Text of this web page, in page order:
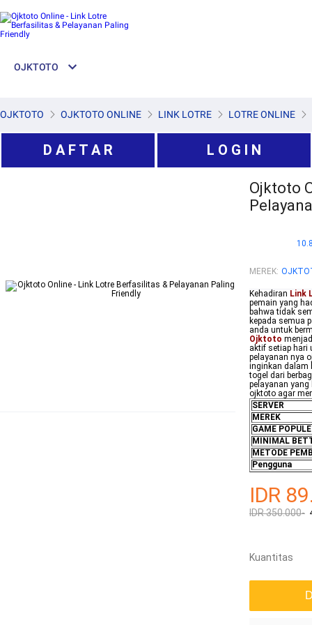
OJKTOTO
OJKTOTO OJKTOTO ONLINE LINK LOTRE LOTRE ONLINE
D A F T A R L O G I N
Ojktoto
MEREK:
Kehadiran Link
pemain yang
bahwa tidak
kepada semua
anda untuk
Ojktoto
aktif setiap hari
pelayanan nya
inginkan dalam
togel dari
pelayanan
ojktoto agar
SERVER
MEREK
GAME
MINIMAL
METODE
Pengguna
IDR
IDR 350.000-
Kuantitas